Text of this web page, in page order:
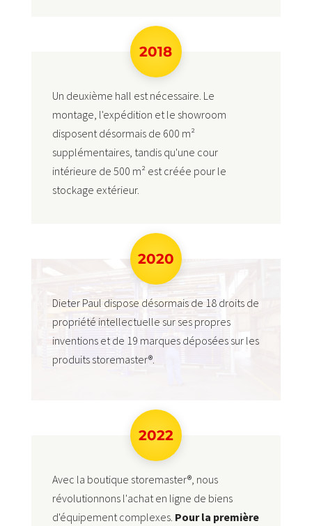
2018
Un deuxième hall est nécessaire. Le
montage, l'expédition et le showroom
disposent désormais de 600 m²
supplémentaires, tandis qu'une cour
intérieure de 500 m² est créée pour le
stockage extérieur.
2020
Dieter Paul dispose désormais de 18 droits de
propriété intellectuelle sur ses propres
inventions et de 19 marques déposées sur les
produits storemaster®.
2022
Avec la boutique storemaster®, nous
révolutionnons l'achat en ligne de biens
d'équipement complexes. Pour la première